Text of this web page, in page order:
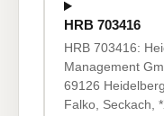
HRB 703416
HRB 703416:
Management
69126
Falko, Seckach,